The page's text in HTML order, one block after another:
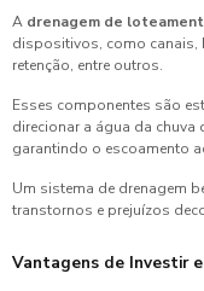
A drenagem de
dispositivos, como canais,
retenção, entre outros.
Esses componentes são
direcionar a água da chuva
garantindo o escoamento
Um sistema de drenagem
transtornos e prejuízos
Vantagens de Investir